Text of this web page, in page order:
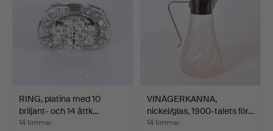
RING, platina med 10
briljant- och 14 åttk…
14 timmar
VINÄGERKANNA,
nickel/glas, 1900-talets för…
14 timmar